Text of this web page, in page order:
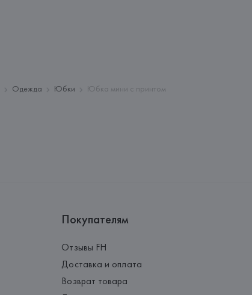
Одежда Юбки Юбка мини с принтом
Покупателям
Отзывы FH
Доставка и оплата
Возврат товара